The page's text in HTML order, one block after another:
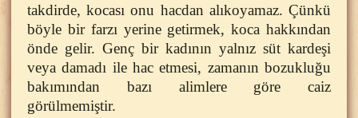
takdirde, kocası onu hacdan alıkoyamaz. Çünkü
böyle bir farzı yerine getirmek, koca hakkından
önde gelir. Genç bir kadının yalnız süt kardeşi
veya damadı ile hac etmesi, zamanın bozukluğu
bakımından bazı alimlere göre caiz
görülmemiştir.